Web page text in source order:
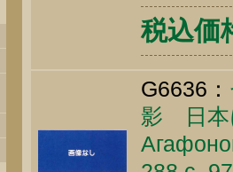
税込価
G6636：
影 日本